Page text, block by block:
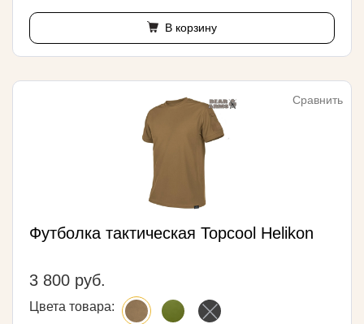
В корзину
Сравнить
Футболка тактическая Topcool Helikon
3 800 руб.
Цвета товара: